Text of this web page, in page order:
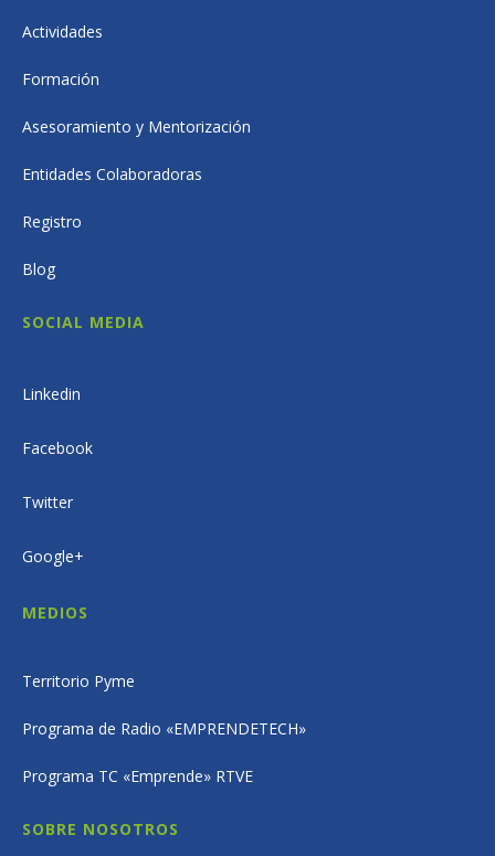
Actividades
Formación
Asesoramiento y Mentorización
Entidades Colaboradoras
Registro
Blog
SOCIAL MEDIA
Linkedin
Facebook
Twitter
Google+
MEDIOS
Territorio Pyme
Programa de Radio «EMPRENDETECH»
Programa TC «Emprende» RTVE
SOBRE NOSOTROS